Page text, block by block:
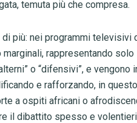
temuta più che compresa.
di più: nei programmi
marginali, rappresentando
o “difensivi”, e
e rafforzando, in
a ospiti africani o
il dibattito spesso e